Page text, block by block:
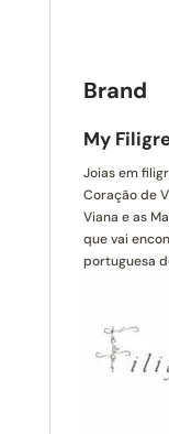
Brand
My
Joias em
Coração de
Viana e as
que vai
portuguesa